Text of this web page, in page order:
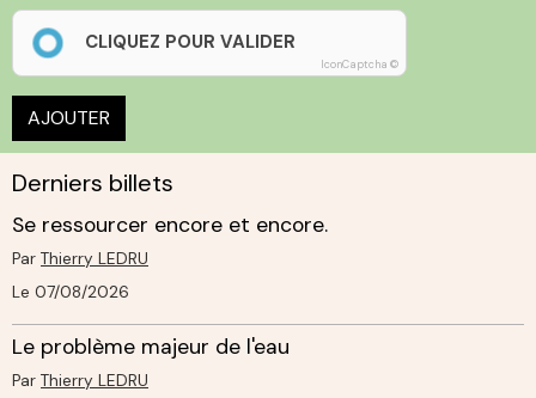
CLIQUEZ POUR VALIDER
IconCaptcha ©
AJOUTER
Derniers billets
Se ressourcer encore et encore.
Par Thierry LEDRU
Le 07/08/2026
Le problème majeur de l'eau
Par Thierry LEDRU